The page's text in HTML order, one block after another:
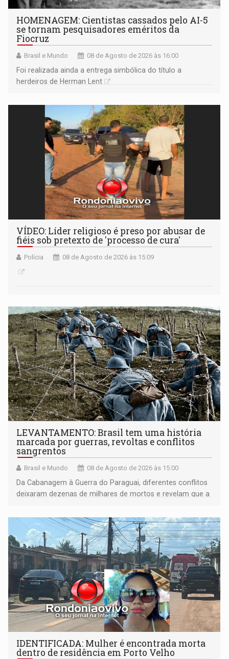
HOMENAGEM: Cientistas cassados pelo AI-5
se tornam pesquisadores eméritos da
Fiocruz
Brasil e Mundo 08 de Agosto de 2026 às 16:00
Foi realizada ainda a entrega simbólica do título a
herdeiros de Herman Lent
VÍDEO: Líder religioso é preso por abusar de
fiéis sob pretexto de 'processo de cura'
Polícia 08 de Agosto de 2026 às 15:09
LEVANTAMENTO: Brasil tem uma história
marcada por guerras, revoltas e conflitos
sangrentos
Brasil e Mundo 08 de Agosto de 2026 às 15:00
Da Cabanagem à Guerra do Paraguai, diferentes conflitos
deixaram dezenas de milhares de mortos e revelam que a
territoriais e sociais
IDENTIFICADA: Mulher é encontrada morta
dentro de residência em Porto Velho